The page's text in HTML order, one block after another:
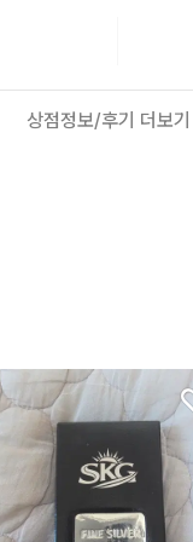
상점정보/후기 더보기